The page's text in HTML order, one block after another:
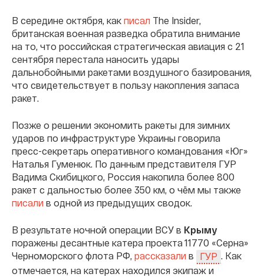
В середине октября, как писал The Insider,
британская военная разведка обратила внимание
на то, что российская стратегическая авиация с 21
сентября перестала наносить удары
дальнобойными ракетами воздушного базирования,
что свидетельствует в пользу накопления запаса
ракет.
Позже о решении экономить ракеты для зимних
ударов по инфраструктуре Украины говорила
пресс-секретарь оперативного командования «Юг»
Наталья Гуменюк. По данным представителя ГУР
Вадима Скибицкого, Россия накопила более 800
ракет с дальностью более 350 км, о чём мы также
писали в одной из предыдущих сводок.
В результате ночной операции ВСУ в Крыму
поражены десантные катера проекта 11770 «Серна»
Черноморского флота РФ, рассказали в ГУР . Как
отмечается, на катерах находился экипаж и